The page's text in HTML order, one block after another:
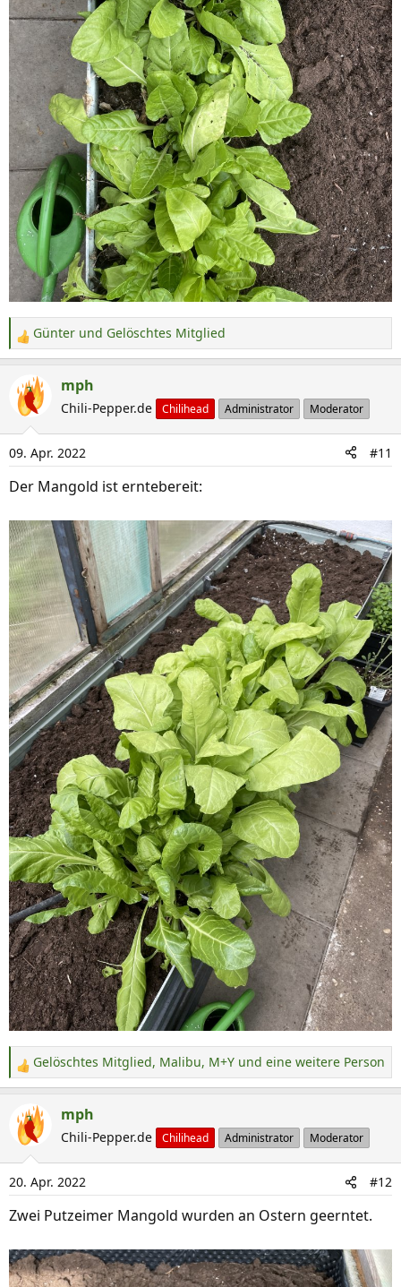
R
e
a
k
i
o
n
n
:
Günter und Gelöschtes Mitglied
mph
Chili-Pepper.de Chilihead Administrator Moderator
09. Apr. 2022 #11
Der Mangold ist erntebereit:
R
e
a
k
i
o
n
n
:
Gelöschtes Mitglied, Malibu, M+Y und eine weitere Person
mph
Chili-Pepper.de Chilihead Administrator Moderator
20. Apr. 2022 #12
Zwei Putzeimer Mangold wurden an Ostern geerntet.